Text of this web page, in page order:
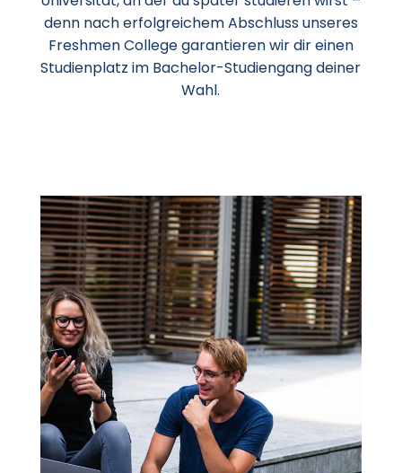
denn nach erfolgreichem Abschluss unseres
Freshmen College garantieren wir dir einen
Studienplatz im Bachelor-Studiengang deiner
Wahl.